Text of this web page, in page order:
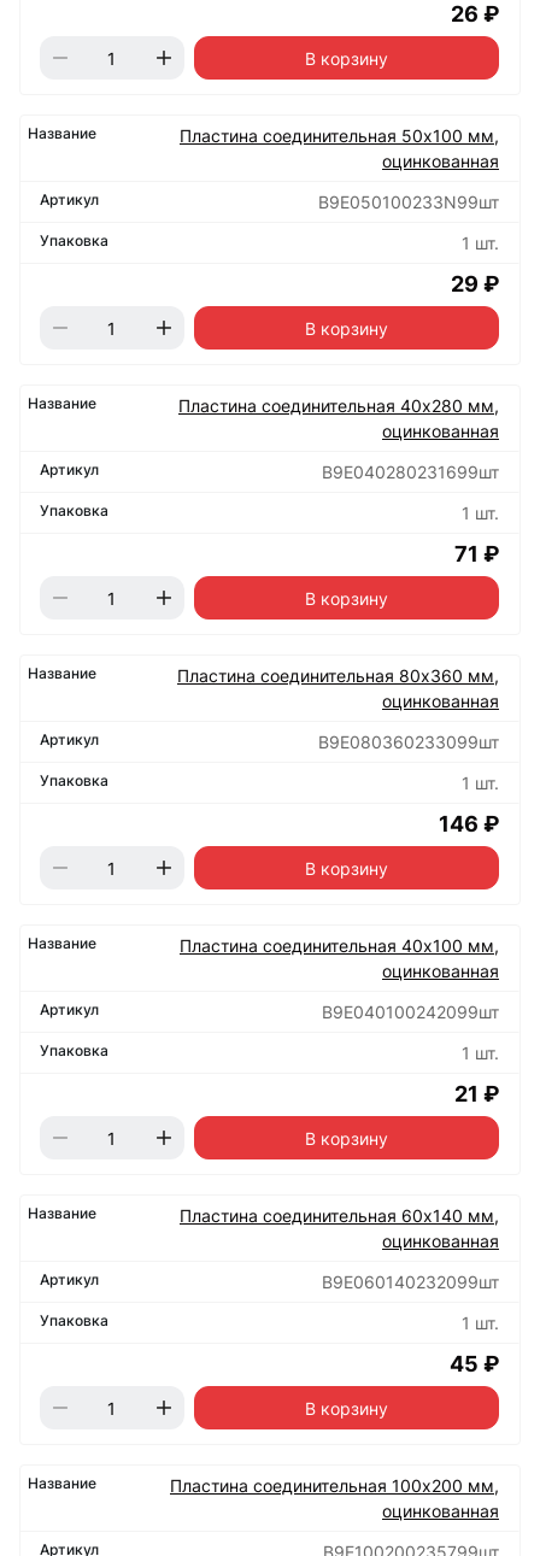
26 ₽
В корзину
Пластина соединительная 50х100 мм,
оцинкованная
B9E050100233N99шт
1 шт.
29 ₽
В корзину
Пластина соединительная 40х280 мм,
оцинкованная
B9E040280231699шт
1 шт.
71 ₽
В корзину
Пластина соединительная 80х360 мм,
оцинкованная
B9E080360233099шт
1 шт.
146 ₽
В корзину
Пластина соединительная 40х100 мм,
оцинкованная
B9E040100242099шт
1 шт.
21 ₽
В корзину
Пластина соединительная 60х140 мм,
оцинкованная
B9E060140232099шт
1 шт.
45 ₽
В корзину
Пластина соединительная 100х200 мм,
оцинкованная